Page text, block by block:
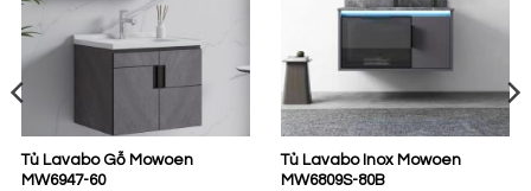
Tủ Lavabo Gỗ Mowoen
MW6947-60
Tủ Lavabo Inox Mowoen
MW6809S-80B